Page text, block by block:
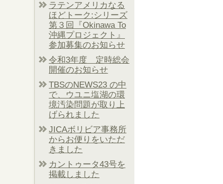
ラテンアメリカなる
ほどトーク:シリーズ
第３回『Okinawa To
沖縄プロジェクト』
参加募集のお知らせ
令和3年度 定時総会
開催のお知らせ
TBSのNEWS23 の中
で、ウユニ塩湖の環
境汚染問題が取り上
げられました
JICAボリビア事務所
からお便りをいただ
きました
カントゥータ43号を
掲載しました